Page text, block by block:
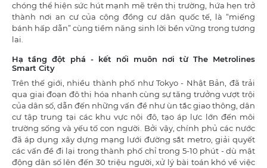
chóng thể hiện sức hút mạnh mẽ trên thị trường, hứa hẹn trở
thành nơi an cư của cộng đồng cư dân quốc tế, là “miếng
bánh hấp dẫn” cùng tiềm năng sinh lời bền vững trong tương
lai.
Hạ tầng đột phá - kết nối muôn nơi từ The Metrolines
Smart City
Trên thế giới, nhiều thành phố như Tokyo - Nhật Bản, đã trải
qua giai đoạn đô thị hóa nhanh cùng sự tăng trưởng vượt trội
của dân số, dẫn đến những vấn đề như ùn tắc giao thông, dân
cư tập trung tại các khu vực nội đô, tạo áp lực lớn đến môi
trường sống và yếu tố con người. Bởi vậy, chính phủ các nước
đã áp dụng xây dựng mạng lưới đường sắt metro, giải quyết
các vấn đề đi lại trong thành phố chỉ trong 5-10 phút - dù mật
động dân số lên đến 30 triệu người, xử lý bài toán khó về việc